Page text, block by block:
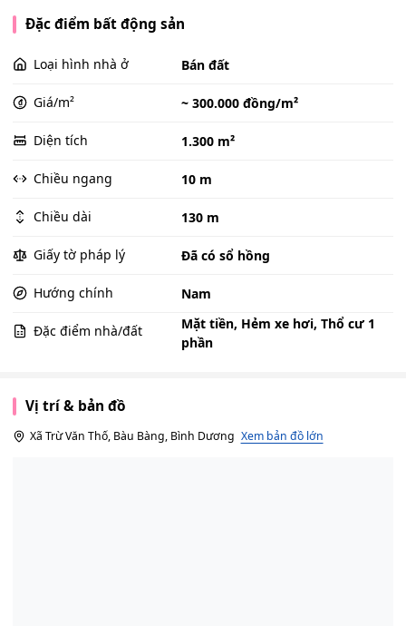
Đặc điểm bất động sản
Loại hình nhà ở Bán đất
Giá/m² ~ 300.000 đồng/m²
Diện tích 1.300 m²
Chiều ngang 10 m
Chiều dài 130 m
Giấy tờ pháp lý Đã có sổ hồng
Hướng chính Nam
Đặc điểm nhà/đất
Mặt tiền, Hẻm xe hơi, Thổ cư 1
phần
Vị trí & bản đồ
Xã Trừ Văn Thố, Bàu Bàng, Bình Dương Xem bản đồ lớn